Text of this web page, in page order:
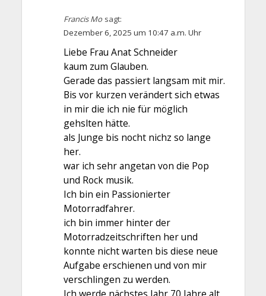
Francis Mo sagt:
Dezember 6, 2025 um 10:47 a.m. Uhr
Liebe Frau Anat Schneider
kaum zum Glauben.
Gerade das passiert langsam mit mir.
Bis vor kurzen verändert sich etwas
in mir die ich nie für möglich
gehslten hätte.
als Junge bis nocht nichz so lange
her.
war ich sehr angetan von die Pop
und Rock musik.
Ich bin ein Passionierter
Motorradfahrer.
ich bin immer hinter der
Motorradzeitschriften her und
konnte nicht warten bis diese neue
Aufgabe erschienen und von mir
verschlingen zu werden.